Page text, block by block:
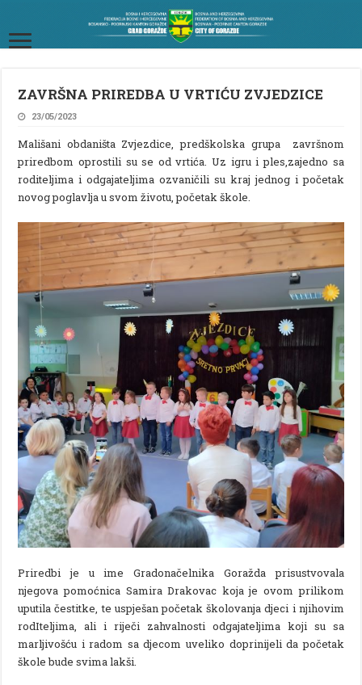
ZAVRŠNA PRIREDBA U VRTIĆU ZVJEDZICE
23/05/2023
Mališani obdaništa Zvjezdice, predškolska grupa završnom
priredbom oprostili su se od vrtića. Uz igru i ples,zajedno sa
roditeljima i odgajateljima ozvaničili su kraj jednog i početak
novog poglavlja u svom životu, početak škole.
Priredbi je u ime Gradonačelnika Goražda prisustvovala
njegova pomoćnica Samira Drakovac koja je ovom prilikom
uputila čestitke, te uspješan početak školovanja djeci i njihovim
rodIteljima, ali i riječi zahvalnosti odgajateljima koji su sa
marljivošću i radom sa djecom uveliko doprinijeli da početak
škole bude svima lakši.